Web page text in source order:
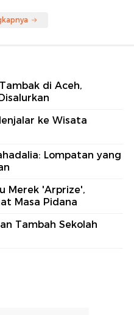
di Aceh,
ke Wisata
Lompatan yang
Merek 'Arprize',
Masa Pidana
Tambah Sekolah